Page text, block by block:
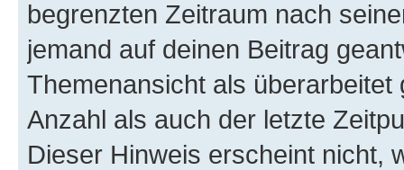
begrenzten Zeitraum nach
jemand auf deinen Beitrag
Themenansicht als
Anzahl als auch der letzte
Dieser Hinweis erscheint nicht,